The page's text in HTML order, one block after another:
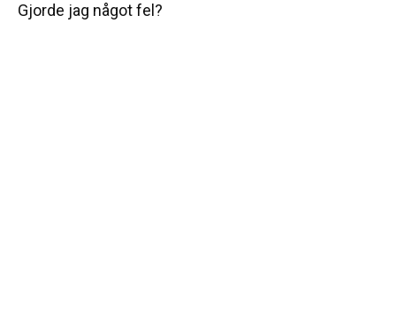
Gjorde jag något fel?